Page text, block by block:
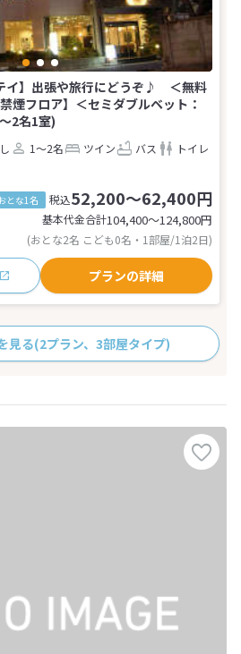
イ】出張や旅行にどうぞ♪ ＜無料
フロア】＜セミダブルベット：
2名1室)
1～2名 ツイン バス
トイレ
とな1名 税込52,200～62,400円
基本代金合計104,400〜124,800円
(おとな2名 こども0名・1部屋/1泊2日)
プランの詳細
見る(2プラン、3部屋タイプ)